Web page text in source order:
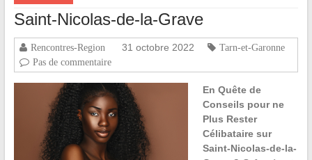
Saint-Nicolas-de-la-Grave
Rencontres-Region 31 octobre 2022
Tarn-et-Garonne
Pas de commentaire
En Quête de
Conseils pour ne
Plus Rester
Célibataire sur
Saint-Nicolas-de-la-